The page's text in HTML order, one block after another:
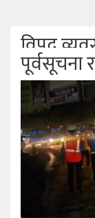
विपद्
पूर्वसूचना